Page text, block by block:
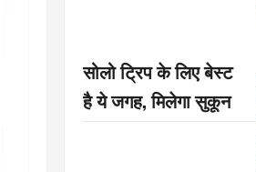
सोलो ट्रिप के लिए बेस्ट
है ये जगह, मिलेगा सुकून